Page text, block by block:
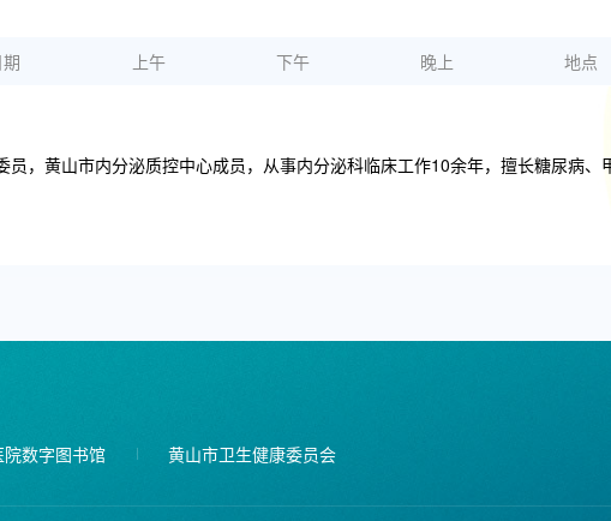
期 上午 下午 晚上 地点
，黄山市内分泌质控中心成员，从事内分泌科临床工作10余年，擅长糖尿病、
数字图书馆 黄山市卫生健康委员会